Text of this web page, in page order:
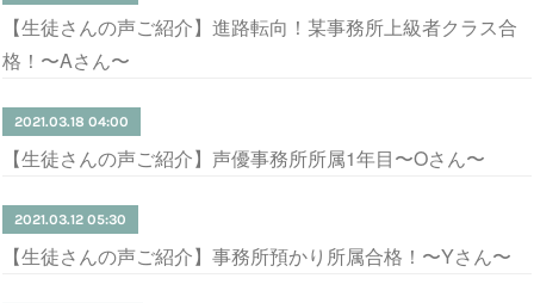
【生徒さんの声ご紹介】進路転向！某事務所上級者クラス合
格！〜Aさん〜
2021.03.18 04:00
【生徒さんの声ご紹介】声優事務所所属1年目〜Oさん〜
2021.03.12 05:30
【生徒さんの声ご紹介】事務所預かり所属合格！〜Yさん〜